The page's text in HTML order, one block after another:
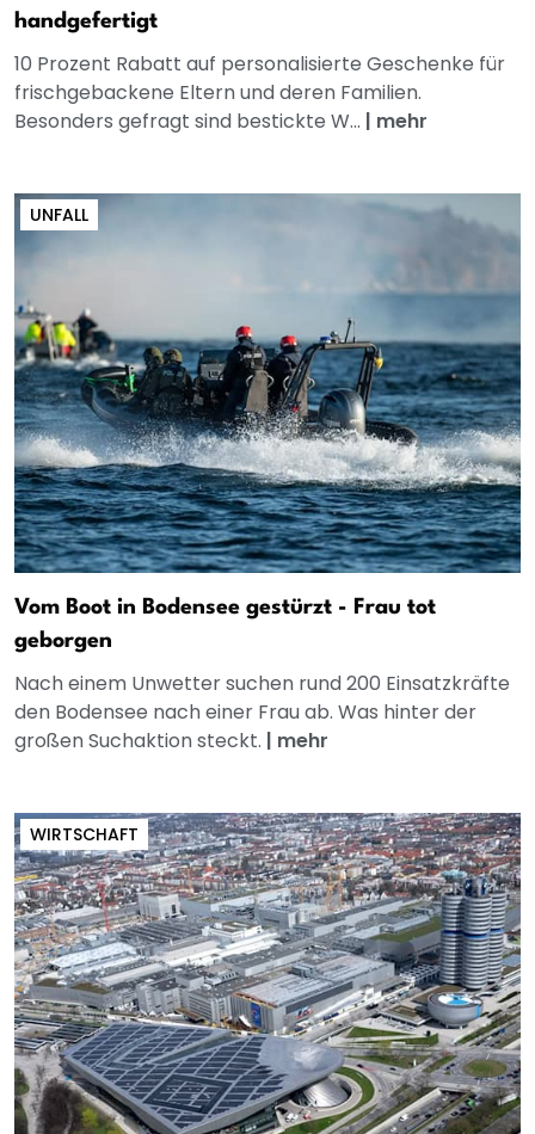
handgefertigt
10 Prozent Rabatt auf personalisierte Geschenke für
frischgebackene Eltern und deren Familien.
Besonders gefragt sind bestickte W... | mehr
UNFALL
Vom Boot in Bodensee gestürzt - Frau tot
geborgen
Nach einem Unwetter suchen rund 200 Einsatzkräfte
den Bodensee nach einer Frau ab. Was hinter der
großen Suchaktion steckt. | mehr
WIRTSCHAFT